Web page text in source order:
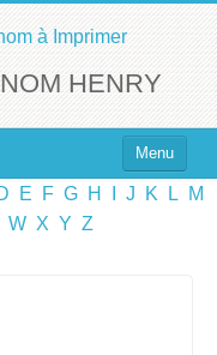
à Imprimer
HENRY
Menu
E F G H J K L
M
W X Y Z